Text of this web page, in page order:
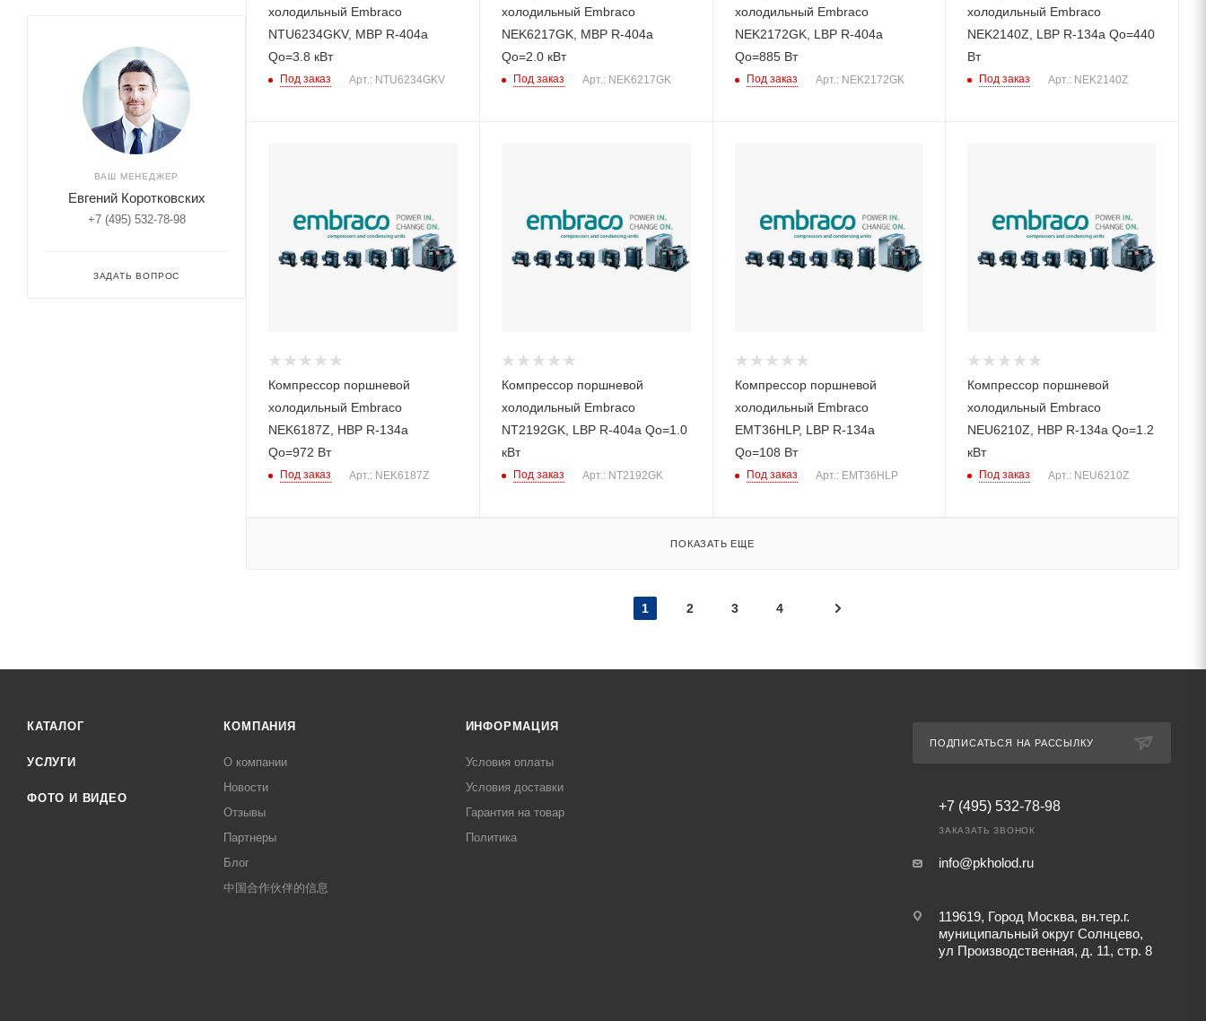
холодильный Embraco
NTU6234GKV, MBP R-404a
Qo=3.8 кВт
Под заказ Арт.: NTU6234GKV
холодильный Embraco
NEK6217GK, MBP R-404a
Qo=2.0 кВт
Под заказ Арт.: NEK6217GK
холодильный Embraco
NEK2172GK, LBP R-404a
Qo=885 Вт
Под заказ Арт.: NEK2172GK
холодильный Embraco
NEK2140Z, LBP R-134a Qo=440
Вт
Под заказ Арт.: NEK2140Z
Компрессор поршневой
холодильный Embraco
NEK6187Z, HBP R-134a
Qo=972 Вт
Под заказ Арт.: NEK6187Z
Компрессор поршневой
холодильный Embraco
NT2192GK, LBP R-404a Qo=1.0
кВт
Под заказ Арт.: NT2192GK
Компрессор поршневой
холодильный Embraco
EMT36HLP, LBP R-134a
Qo=108 Вт
Под заказ Арт.: EMT36HLP
Компрессор поршневой
холодильный Embraco
NEU6210Z, HBP R-134a Qo=1.2
кВт
Под заказ Арт.: NEU6210Z
ПОКАЗАТЬ ЕЩЕ
1 2 3 4
ВАШ МЕНЕДЖЕР
Евгений Коротковских
+7 (495) 532-78-98
ЗАДАТЬ ВОПРОС
КАТАЛОГ
УСЛУГИ
ФОТО И ВИДЕО
КОМПАНИЯ
О компании
Новости
Отзывы
Партнеры
Блог
中国合作伙伴的信息
ИНФОРМАЦИЯ
Условия оплаты
Условия доставки
Гарантия на товар
Политика
ПОДПИСАТЬСЯ НА РАССЫЛКУ
+7 (495) 532-78-98
ЗАКАЗАТЬ ЗВОНОК
info@pkholod.ru
119619, Город Москва, вн.тер.г.
муниципальный округ Солнцево,
ул Производственная, д. 11, стр. 8